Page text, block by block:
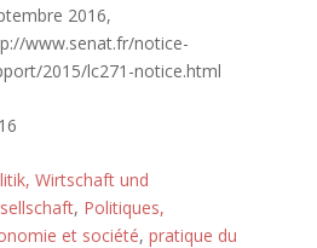
2016,
www.senat.fr/notice-
2015/lc271-notice.html
Wirtschaft und
, Politiques,
et société, pratique du